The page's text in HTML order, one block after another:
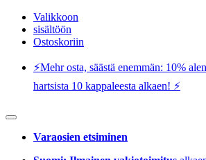
Valikkoon
sisältöön
Ostoskoriin
⚡️Mehr osta, säästä enemmän: 10%
hartsista 10 kappaleesta alkaen! ⚡️
Varaosien etsiminen